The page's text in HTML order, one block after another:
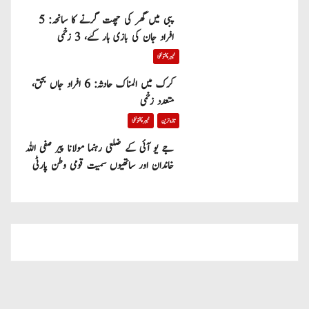
پبی میں گھر کی چھت گرنے کا سانحہ: 5
افراد جان کی بازی ہار گئے، 3 زخمی
خیبر پختونخوا
کرک میں المناک حادثہ: 6 افراد جاں بحق،
متعدد زخمی
تازہ ترین خیبر پختونخوا
جے یو آئی کے ضلعی رہنما مولانا پیر صفی اللہ
خاندان اور ساتھیوں سمیت قومی وطن پارٹی